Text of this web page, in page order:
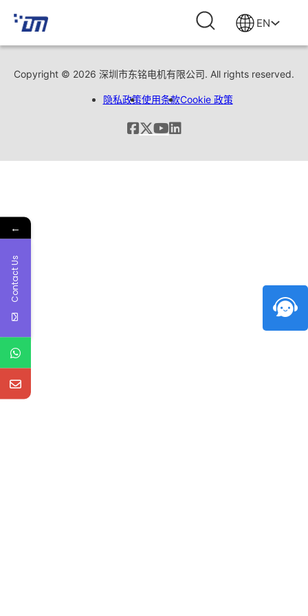
EN
Copyright © 2026 深圳市东铭电机有限公司. All rights reserved.
隐私政策使用条款Cookie 政策
←
Contact Us